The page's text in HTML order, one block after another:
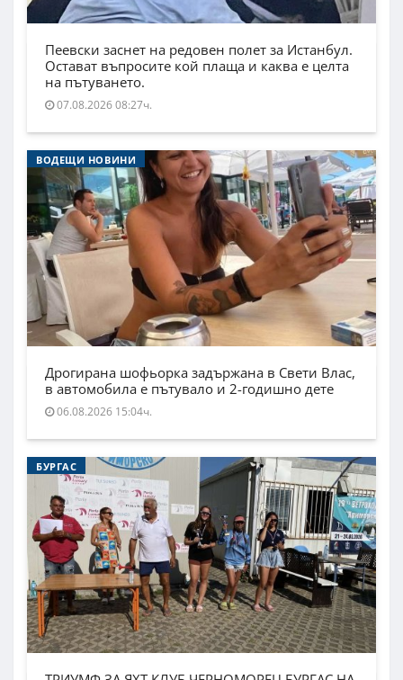
Пеевски заснет на редовен полет за Истанбул.
Остават въпросите кой плаща и каква е целта
на пътуването.
07.08.2026 08:27ч.
ВОДЕЩИ НОВИНИ
Дрогирана шофьорка задържана в Свети Влас,
в автомобила е пътувало и 2-годишно дете
06.08.2026 15:04ч.
БУРГАС